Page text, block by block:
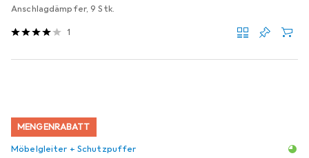
Anschlagdämpfer, 9 Stk.
1
MENGENRABATT
Möbelgleiter + Schutzpuffer